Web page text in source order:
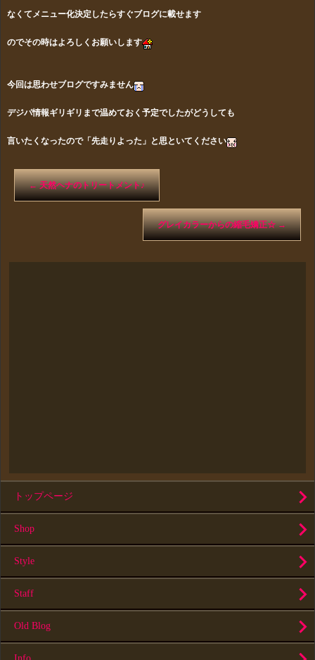
なくてメニュー化決定したらすぐブログに載せます
のでその時はよろしくお願いします
今回は思わせブログですみません
デジパ情報ギリギリまで温めておく予定でしたがどうしても
言いたくなったので「先走りよった」と思といてください
←天然ヘナのトリートメント♪
グレイカラーからの縮毛矯正☆→
トップページ
Shop
Style
Staff
Old Blog